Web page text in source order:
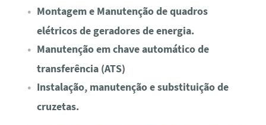
Montagem e Manutenção de quadros
elétricos de geradores de energia.
Manutenção em chave automático de
transferência (ATS)
Instalação, manutenção e substituição de
cruzetas.